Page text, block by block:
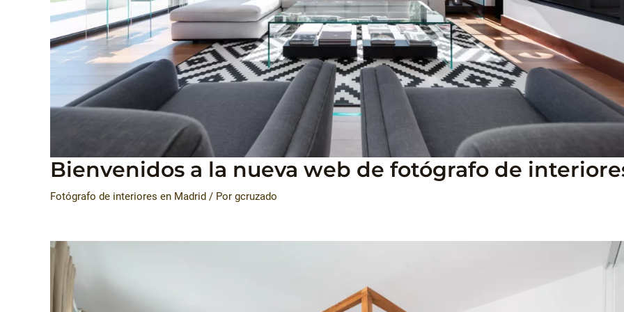
Bienvenidos a la nueva web de fotógrafo de
Fotógrafo de interiores en Madrid / Por gcruzado